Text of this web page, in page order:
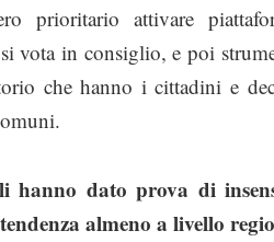
prioritario attivare
vota in consiglio, e poi
che hanno i cittadini e
hanno dato prova di
almeno a livello